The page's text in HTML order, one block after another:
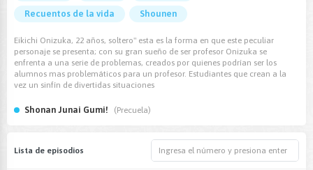
Recuentos de la vida
Shounen
Eikichi Onizuka, 22 años, soltero" esta es la forma en que este peculiar
personaje se presenta; con su gran sueño de ser profesor Onizuka se
enfrenta a una serie de problemas, creados por quienes podrían ser los
alumnos mas problemáticos para un profesor. Estudiantes que crean a la
vez un sinfín de divertidas situaciones
Shonan Junai Gumi! (Precuela)
Lista de episodios